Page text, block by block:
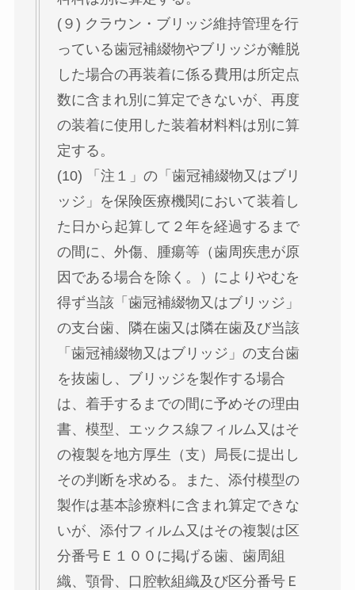
(９) クラウン・ブリッジ維持管理を行
っている歯冠補綴物やブリッジが離脱
した場合の再装着に係る費用は所定点
数に含まれ別に算定できないが、再度
の装着に使用した装着材料料は別に算
定する。
(10) 「注１」の「歯冠補綴物又はブリ
ッジ」を保険医療機関において装着し
た日から起算して２年を経過するまで
の間に、外傷、腫瘍等（歯周疾患が原
因である場合を除く。）によりやむを
得ず当該「歯冠補綴物又はブリッジ」
の支台歯、隣在歯又は隣在歯及び当該
「歯冠補綴物又はブリッジ」の支台歯
を抜歯し、ブリッジを製作する場合
は、着手するまでの間に予めその理由
書、模型、エックス線フィルム又はそ
の複製を地方厚生（支）局長に提出し
その判断を求める。また、添付模型の
製作は基本診療料に含まれ算定できな
いが、添付フィルム又はその複製は区
分番号Ｅ１００に掲げる歯、歯周組
織、顎骨、口腔軟組織及び区分番号Ｅ